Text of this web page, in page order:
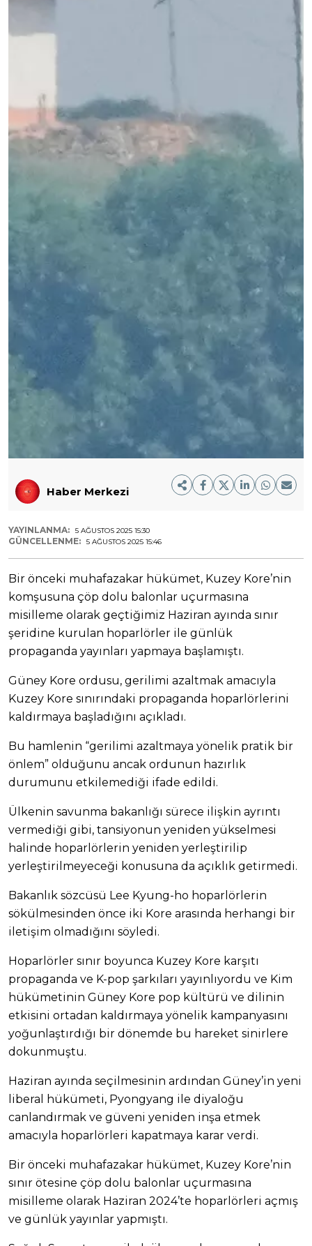
Haber Merkezi
YAYINLANMA: 5 AĞUSTOS 2025 15:30
GÜNCELLENME: 5 AĞUSTOS 2025 15:46
Bir önceki muhafazakar hükümet, Kuzey Kore’nin
komşusuna çöp dolu balonlar uçurmasına
misilleme olarak geçtiğimiz Haziran ayında sınır
şeridine kurulan hoparlörler ile günlük
propaganda yayınları yapmaya başlamıştı.
Güney Kore ordusu, gerilimi azaltmak amacıyla
Kuzey Kore sınırındaki propaganda hoparlörlerini
kaldırmaya başladığını açıkladı.
Bu hamlenin “gerilimi azaltmaya yönelik pratik bir
önlem” olduğunu ancak ordunun hazırlık
durumunu etkilemediği ifade edildi.
Ülkenin savunma bakanlığı sürece ilişkin ayrıntı
vermediği gibi, tansiyonun yeniden yükselmesi
halinde hoparlörlerin yeniden yerleştirilip
yerleştirilmeyeceği konusuna da açıklık getirmedi.
Bakanlık sözcüsü Lee Kyung-ho hoparlörlerin
sökülmesinden önce iki Kore arasında herhangi bir
iletişim olmadığını söyledi.
Hoparlörler sınır boyunca Kuzey Kore karşıtı
propaganda ve K-pop şarkıları yayınlıyordu ve Kim
hükümetinin Güney Kore pop kültürü ve dilinin
etkisini ortadan kaldırmaya yönelik kampanyasını
yoğunlaştırdığı bir dönemde bu hareket sinirlere
dokunmuştu.
Haziran ayında seçilmesinin ardından Güney’in yeni
liberal hükümeti, Pyongyang ile diyaloğu
canlandırmak ve güveni yeniden inşa etmek
amacıyla hoparlörleri kapatmaya karar verdi.
Bir önceki muhafazakar hükümet, Kuzey Kore’nin
sınır ötesine çöp dolu balonlar uçurmasına
misilleme olarak Haziran 2024’te hoparlörleri açmış
ve günlük yayınlar yapmıştı.